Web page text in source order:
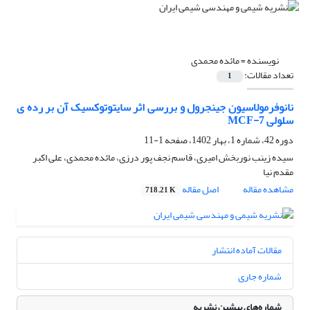
نویسنده =مائده محمدی
تعداد مقالات: 1
نانوفرمولاسیون جینجرول و بررسی اثر سایتوتوکسیک آن بر رده ی
سلولی MCF-7
دوره 42، شماره 1، بهار 1402، صفحه
1-11
سیده زینب نوربخش امیری، قاسم نجف پور درزی، مائده محمدی، علی اکبر
مقدم نیا
مشاهده مقاله
اصل مقاله 718.21 K
مقالات آماده انتشار
شماره جاری